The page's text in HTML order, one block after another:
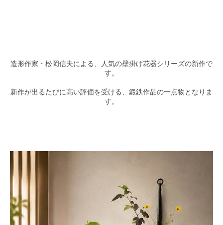
造形作家・松岡信夫による、人気の壁掛け花器シリーズの新作で
す。
新作が出るたびに高い評価を受ける、鍛鉄作品の一点物となりま
す。